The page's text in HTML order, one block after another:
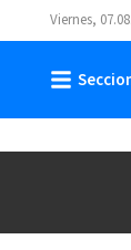
Viernes,